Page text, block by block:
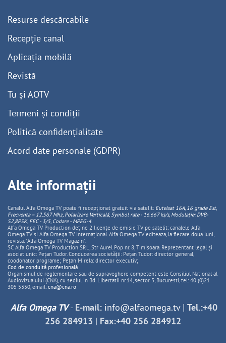
Resurse descărcabile
Recepție canal
Aplicația mobilă
Revistă
Tu și AOTV
Termeni și condiții
Politică confidențialitate
Acord date personale (GDPR)
Alte informații
Canalul Alfa Omega TV poate fi recepționat gratuit via satelit: Eutelsat 16A, 16 grade Est,
Frecventa – 12.567 Mhz, PolarizareVerticală, Symbol rate - 16.667 ks/s, Modulație: DVB-
S2,8PSK, FEC - 3/5, Codare - MPEG-4.
Alfa Omega TV Production deține 2 licențe de emisie TV pe satelit: canalele Alfa
Omega TV și Alfa Omega TV Internațional. Alfa Omega TV editeaza, la fiecare doua luni,
revista: "Alfa Omega TV Magazin".
SC Alfa Omega TV Production SRL, Str Aurel Pop nr. 8, Timisoara. Reprezentant legal și
asociat unic: Pețan Tudor. Conducerea societății: Pețan Tudor: director general,
coodonator programe; Pețan Mirela: director executiv;
Cod de conduită profesională
Organismul de reglementare sau de supraveghere competent este Consiliul National al
Audiovizualului (CNA), cu sediul in Bd. Libertatii nr.14, sector 5, Bucuresti, tel: 40 (0)21
305 5350, email: cna@cna.ro
Alfa Omega TV- E-mail: info@alfaomega.tv| Tel.:+40
256 284913 | Fax:+40 256 284912